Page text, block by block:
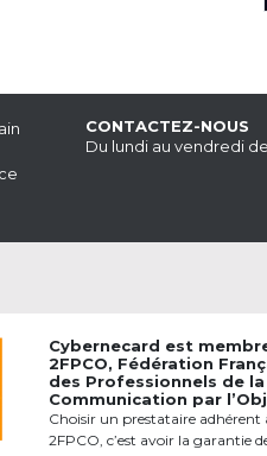
CONTACTEZ-NOUS
Du lundi au vendredi de
Cybernecard est
2FPCO, Fédération
des Professionnels de la
Communication par
Choisir un prestataire adhérent
2FPCO, c’est avoir la garantie